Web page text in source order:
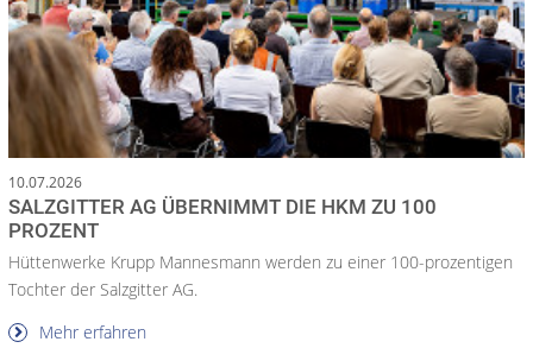
10.07.2026
SALZGITTER AG ÜBERNIMMT DIE HKM ZU 100
PROZENT
Hüttenwerke Krupp Mannesmann werden zu einer 100-prozentigen
Tochter der Salzgitter AG.
Mehr erfahren